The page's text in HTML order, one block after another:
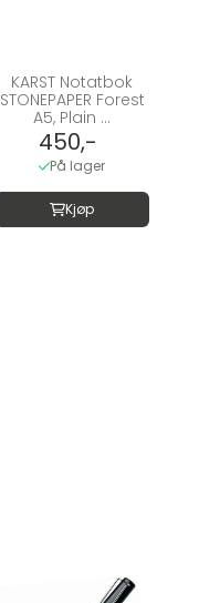
KARST Notatbok
STONEPAPER Forest
A5, Plain ...
450,-
På lager
Kjøp